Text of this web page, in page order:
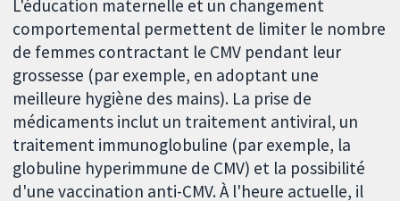
L'éducation maternelle et un changement
comportemental permettent de limiter le nombre
de femmes contractant le CMV pendant leur
grossesse (par exemple, en adoptant une
meilleure hygiène des mains). La prise de
médicaments inclut un traitement antiviral, un
traitement immunoglobuline (par exemple, la
globuline hyperimmune de CMV) et la possibilité
d'une vaccination anti-CMV. À l'heure actuelle, il